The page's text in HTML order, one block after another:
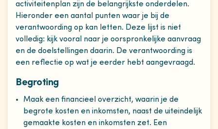
activiteitenplan zijn de belangrijkste onderdelen.
Hieronder een aantal punten waar je bij de
verantwoording op kan letten. Deze lijst is niet
volledig: kijk vooral naar je oorspronkelijke aanvraag
en de doelstellingen daarin. De verantwoording is
een reflectie op wat je eerder hebt aangevraagd.
Begroting
Maak een financieel overzicht, waarin je de
begrote kosten en inkomsten, naast de uiteindelijk
gemaakte kosten en inkomsten zet. Een